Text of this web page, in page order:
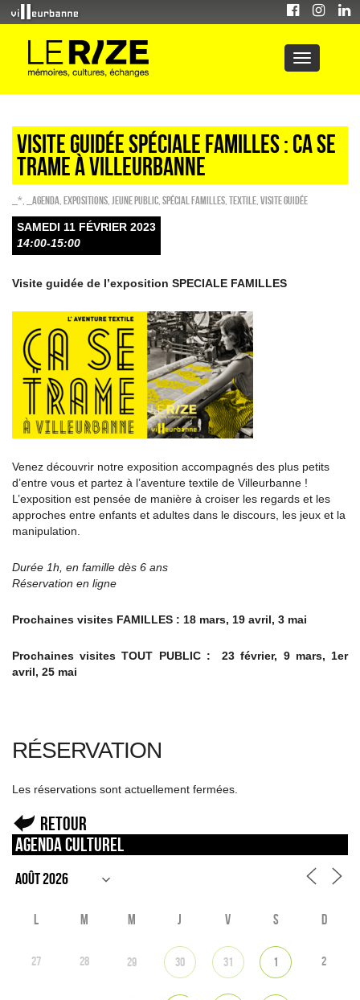
Visite guidée spéciale familles : Ca se
trame à Villeurbanne
_* _Agenda EXPOSITIONS Jeune public Spécial familles Textile Visite guidée
SAMEDI 11 FÉVRIER 2023
14:00-15:00
Visite guidée de l’exposition SPECIALE FAMILLES
Venez découvrir notre exposition accompagnés des plus petits
d’entre vous et partez à l’aventure textile de Villeurbanne !
L’exposition est pensée de manière à croiser les regards et les
approches entre enfants et adultes dans le discours, les jeux et la
manipulation.
Durée 1h, en famille dès 6 ans
Réservation en ligne
Prochaines visites FAMILLES : 18 mars, 19 avril, 3 mai
Prochaines visites TOUT PUBLIC : 23 février, 9 mars, 1er
avril, 25 mai
RÉSERVATION
Les réservations sont actuellement fermées.
Retour
Agenda culturel
L M M J V S D
27 28 29 30 31 1 2